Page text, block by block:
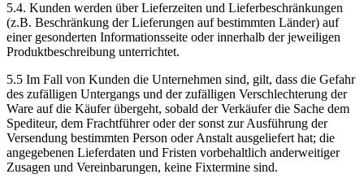
5.4. Kunden werden über Lieferzeiten und Lieferbeschränkungen
(z.B. Beschränkung der Lieferungen auf bestimmten Länder) auf
einer gesonderten Informationsseite oder innerhalb der jeweiligen
Produktbeschreibung unterrichtet.
5.5 Im Fall von Kunden die Unternehmen sind, gilt, dass die Gefahr
des zufälligen Untergangs und der zufälligen Verschlechterung der
Ware auf die Käufer übergeht, sobald der Verkäufer die Sache dem
Spediteur, dem Frachtführer oder der sonst zur Ausführung der
Versendung bestimmten Person oder Anstalt ausgeliefert hat; die
angegebenen Lieferdaten und Fristen vorbehaltlich anderweitiger
Zusagen und Vereinbarungen, keine Fixtermine sind.